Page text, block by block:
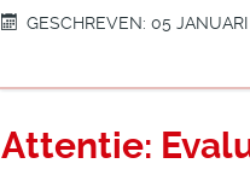
GESCHREVEN: 05
Attentie: